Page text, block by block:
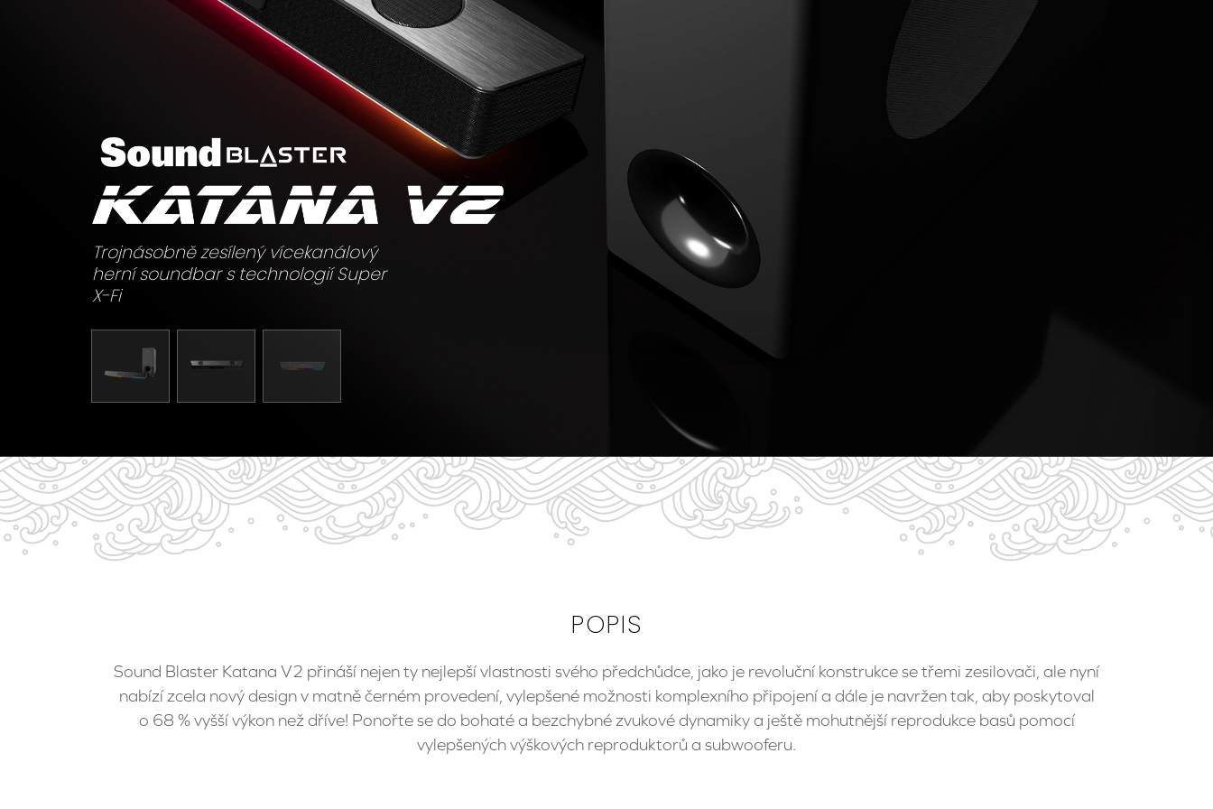
Trojnásobně zesílený vícekanálový
herní soundbar s technologií Super
X-Fi
POPIS
Sound Blaster Katana V2 přináší nejen ty nejlepší vlastnosti svého předchůdce, jako je revoluční konstrukce se třemi zesilovači, ale nyní
nabízí zcela nový design v matně černém provedení, vylepšené možnosti komplexního připojení a dále je navržen tak, aby poskytoval
o 68 % vyšší výkon než dříve! Ponořte se do bohaté a bezchybné zvukové dynamiky a ještě mohutnější reprodukce basů pomocí
vylepšených výškových reproduktorů a subwooferu.